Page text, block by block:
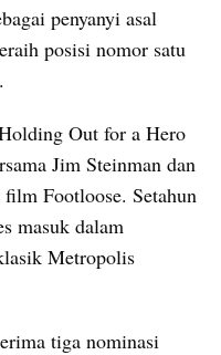
penyanyi asal
posisi nomor satu
Out for a Hero
Jim Steinman dan
Footloose. Setahun
masuk dalam
Metropolis
tiga nominasi